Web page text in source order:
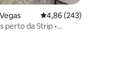
160 avaliações
4,86 de uma avaliação
4,86 (243)
perto da Strip •